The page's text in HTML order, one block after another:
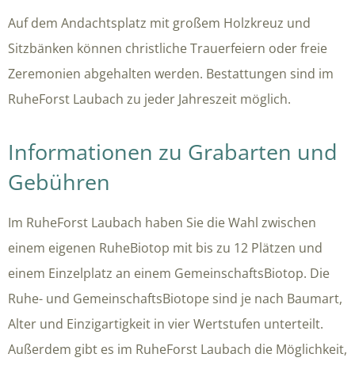
Auf dem Andachtsplatz mit großem Holzkreuz und
Sitzbänken können christliche Trauerfeiern oder freie
Zeremonien abgehalten werden. Bestattungen sind im
RuheForst Laubach zu jeder Jahreszeit möglich.
Informationen zu Grabarten und
Gebühren
Im RuheForst Laubach haben Sie die Wahl zwischen
einem eigenen RuheBiotop mit bis zu 12 Plätzen und
einem Einzelplatz an einem GemeinschaftsBiotop. Die
Ruhe- und GemeinschaftsBiotope sind je nach Baumart,
Alter und Einzigartigkeit in vier Wertstufen unterteilt.
Außerdem gibt es im RuheForst Laubach die Möglichkeit,